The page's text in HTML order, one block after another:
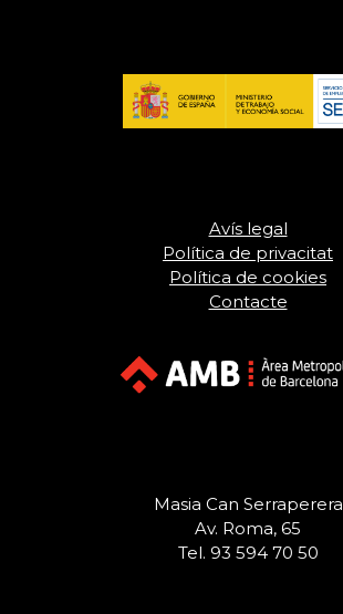
Avís legal
Política de privacitat
Política de cookies
Contacte
Masia Can Serraperera
Av. Roma, 65
Tel. 93 594 70 50